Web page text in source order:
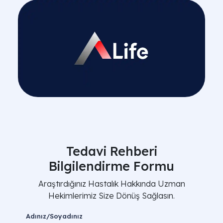
Tedavi Rehberi
Bilgilendirme Formu
Araştırdığınız Hastalık Hakkında Uzman
Hekimlerimiz Size Dönüş Sağlasın.
Adınız/Soyadınız